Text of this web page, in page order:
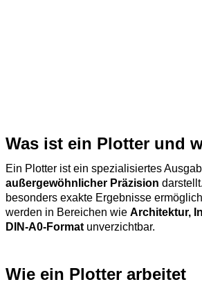
Was ist ein Plotter und
Ein Plotter ist ein spezialisiertes
außergewöhnlicher Präzision
besonders exakte Ergebnisse
werden in Bereichen wie Architektur,
DIN‑A0‑Format unverzichtbar.
Wie ein Plotter arbeitet